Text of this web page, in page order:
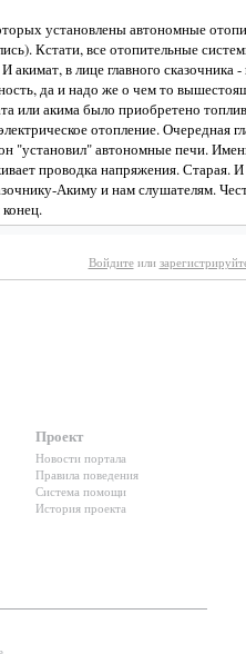
установлены автономные
Кстати, все отопительные
акимат, в лице главного
да и надо же о чем то
или акима было приобретено
отопление. Очередная
"установил" автономные печи.
проводка напряжения. Старая. И
Акиму и нам слушателям.
Войдитеили
Проект
Новости портала
Правила поведения
Система помощи
История проекта